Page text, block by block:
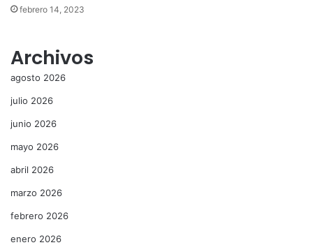
febrero 14, 2023
Archivos
agosto 2026
julio 2026
junio 2026
mayo 2026
abril 2026
marzo 2026
febrero 2026
enero 2026